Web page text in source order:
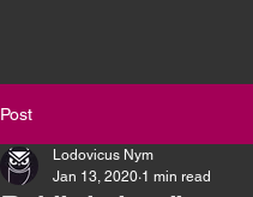
Post
Lodovicus Nym
Jan 13, 2020 1 min read